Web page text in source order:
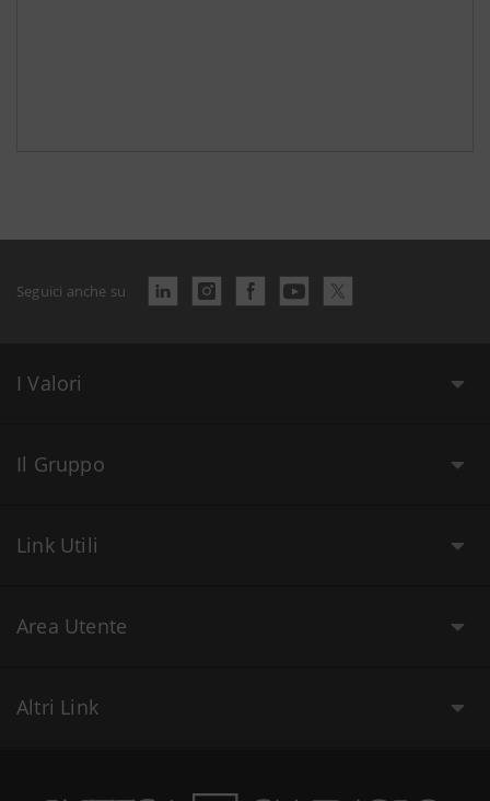
Seguici anche su
I Valori
Il Gruppo
Link Utili
Area Utente
Altri Link